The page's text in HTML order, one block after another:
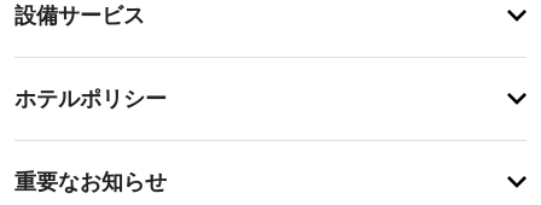
ま
ん
設備サービス
録
あ
ま
ホテルポリシー
録
が
ま
重要なお知らせ
に
あ